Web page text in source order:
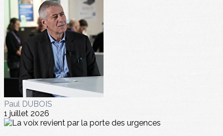
Paul DUBOIS
1 juillet 2026